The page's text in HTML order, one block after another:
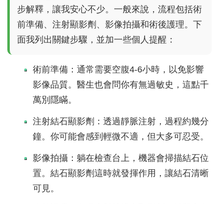
步解釋，讓我安心不少。一般來說，流程包括術
前準備、注射顯影劑、影像拍攝和術後護理。下
面我列出關鍵步驟，並加一些個人提醒：
術前準備：通常需要空腹4-6小時，以免影響
影像品質。醫生也會問你有無過敏史，這點千
萬別隱瞞。
注射結石顯影劑：透過靜脈注射，過程約幾分
鐘。你可能會感到輕微不適，但大多可忍受。
影像拍攝：躺在檢查台上，機器會掃描結石位
置。結石顯影劑這時就發揮作用，讓結石清晰
可見。